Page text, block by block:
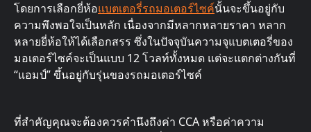
โดยการเลือกยี่ห้อแบตเตอรี่รถมอเตอร์ไซค์นั้นจะขึ้นอยู่กับ
ความพึงพอใจเป็นหลัก เนื่องจากมีหลากหลายราคา หลาก
หลายยี่ห้อให้ได้เลือกสรร ซึ่งในปัจจุบันความจุแบตเตอรี่ของ
มอเตอร์ไซค์จะเป็นแบบ 12 โวลท์ทั้งหมด แต่จะแตกต่างกันที่
“แอมป์” ขึ้นอยู่กับรุ่นของรถมอเตอร์ไซค์
ที่สำคัญคุณจะต้องควรคำนึงถึงค่า CCA หรือค่าความ